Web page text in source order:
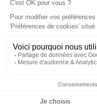
Preferencias Cookies